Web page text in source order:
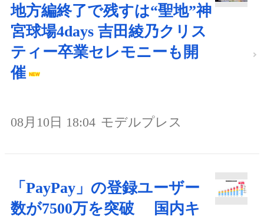
地方編終了で残すは“聖地”神
宮球場4days 吉田綾乃クリス
ティー卒業セレモニーも開
催
08月10日 18:04 モデルプレス
「PayPay」の登録ユーザー
数が7500万を突破 国内キ